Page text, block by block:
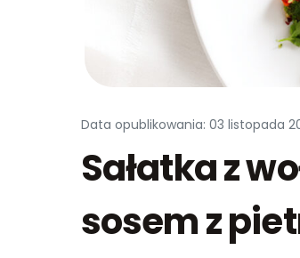
Data opublikowania: 03 listopada
Sałatka z
sosem z